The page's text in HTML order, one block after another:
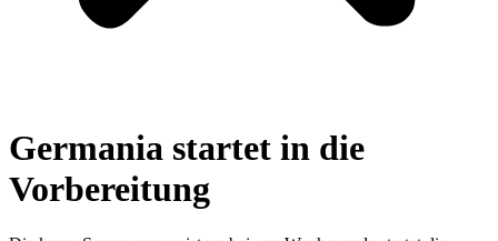
Germania startet in die
Vorbereitung